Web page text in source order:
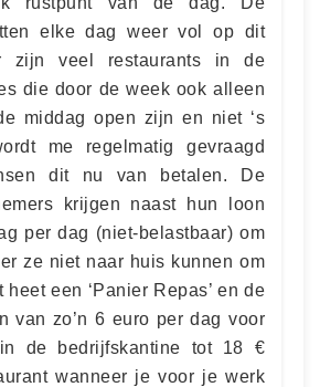
elke dag weer vol op dit
zijn veel restaurants in de
die door de week ook alleen
middag open zijn en niet ‘s
me regelmatig gevraagd
dit nu van betalen. De
krijgen naast hun loon
per dag (niet-belastbaar) om
ze niet naar huis kunnen om
een ‘Panier Repas’ en de
van zo’n 6 euro per dag voor
de bedrijfskantine tot 18 €
wanneer je voor je werk